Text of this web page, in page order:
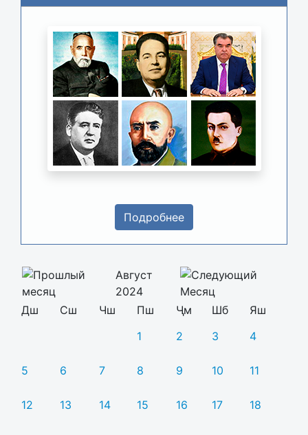
Подробнее
Август
2024
Дш
Сш Чш Пш Ҷм Шб
Яш
1
2 3 4
5 6 7 8 9 10 11
12 13 14 15 16 17 18